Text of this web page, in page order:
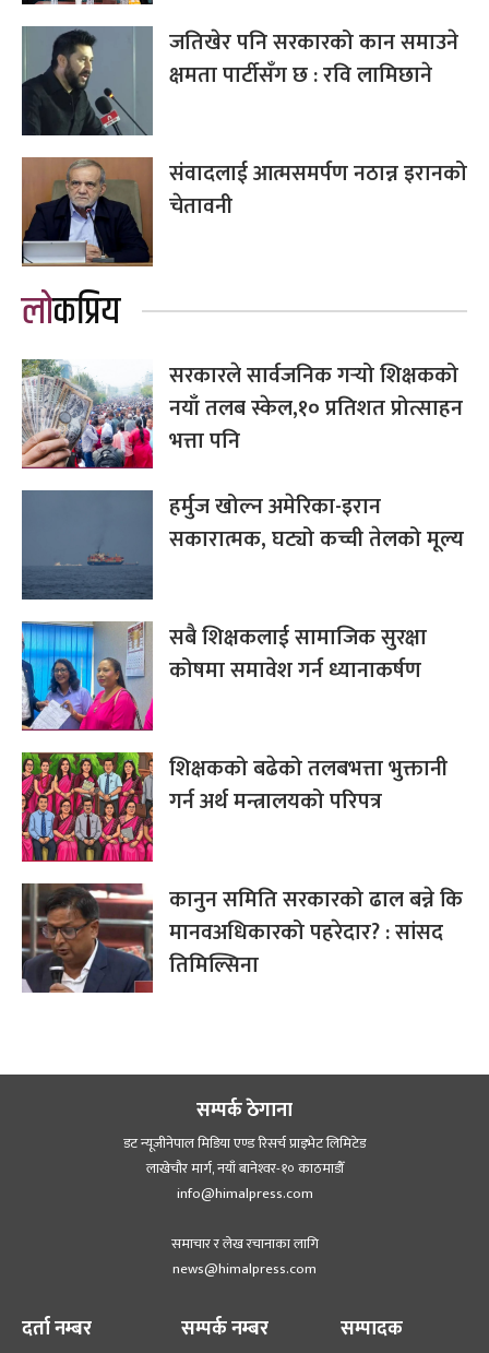
जतिखेर पनि सरकारको कान समाउने
क्षमता पार्टीसँग छ : रवि लामिछाने
संवादलाई आत्मसमर्पण नठान्न इरानको
चेतावनी
लोकप्रिय
सरकारले सार्वजनिक गर्‍यो शिक्षकको
नयाँ तलब स्केल,१० प्रतिशत प्रोत्साहन
भत्ता पनि
हर्मुज खोल्न अमेरिका-इरान
सकारात्मक, घट्यो कच्ची तेलको मूल्य
सबै शिक्षकलाई सामाजिक सुरक्षा
कोषमा समावेश गर्न ध्यानाकर्षण
शिक्षकको बढेको तलबभत्ता भुक्तानी
गर्न अर्थ मन्त्रालयको परिपत्र
कानुन समिति सरकारको ढाल बन्ने कि
मानवअधिकारको पहरेदार? : सांसद
तिमिल्सिना
सम्पर्क ठेगाना
डट न्यूजीनेपाल मिडिया एण्ड रिसर्च प्राइभेट लिमिटेड
लाखेचौर मार्ग, नयाँ बानेश्‍वर-१० काठमाडौँ
info@himalpress.com
समाचार र लेख रचानाका लागि
news@himalpress.com
दर्ता नम्बर सम्पर्क नम्बर सम्पादक